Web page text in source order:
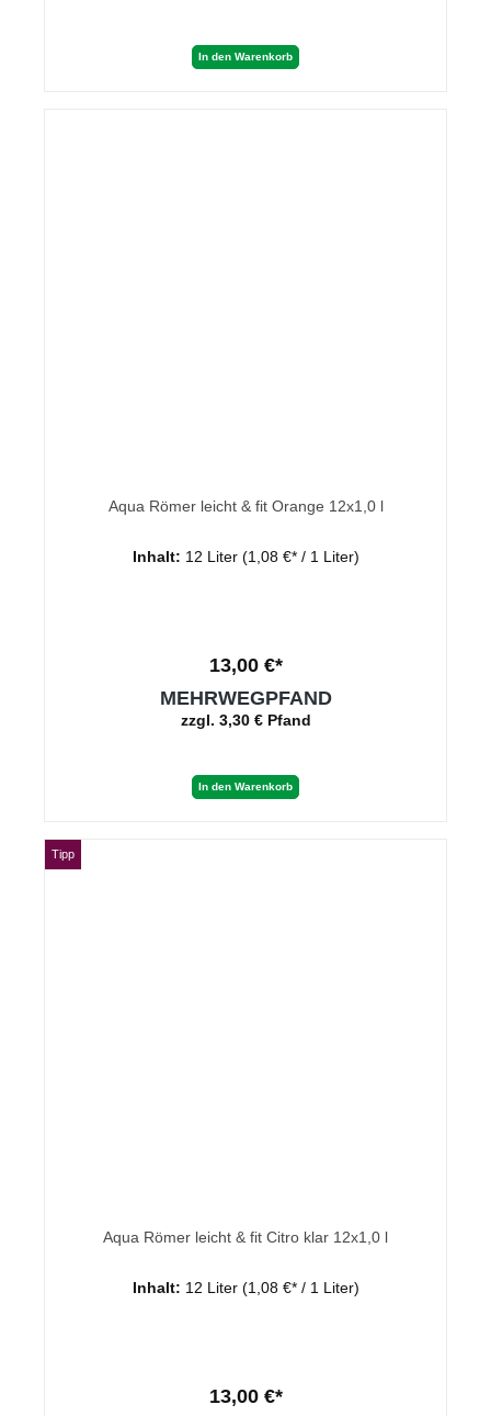
In den Warenkorb
Aqua Römer leicht & fit Orange 12x1,0 l
Inhalt: 12 Liter (1,08 €* / 1 Liter)
13,00 €*
MEHRWEGPFAND
zzgl. 3,30 € Pfand
In den Warenkorb
Tipp
Aqua Römer leicht & fit Citro klar 12x1,0 l
Inhalt: 12 Liter (1,08 €* / 1 Liter)
13,00 €*